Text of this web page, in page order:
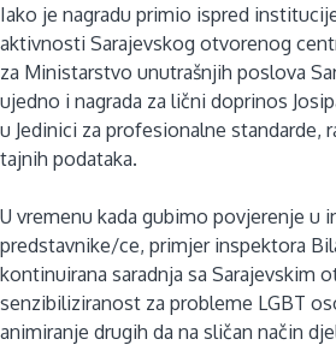
Iako je nagradu primio ispred
aktivnosti Sarajevskog otvorenog
za Ministarstvo unutrašnjih poslova
ujedno i nagrada za lični doprinos
u Jedinici za profesionalne standarde,
tajnih podataka.
U vremenu kada gubimo povjerenje u
predstavnike/ce, primjer inspektora
kontinuirana saradnja sa Sarajevskim
senzibiliziranost za probleme LGBT
animiranje drugih da na sličan način